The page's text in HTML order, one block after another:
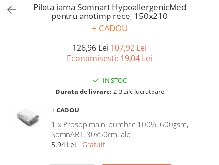
Bumbac satinat
Bumbac policoton
200x200cm
Tipul cearceafului de pat
Pilota iarna Somnart HypoallergenicMed
pentru anotimp rece, 150x210
+ CADOU
126,96 Lei 107,92 Lei
Economisesti: 19,04 Lei
IN STOC
Durata de livrare: 2-3 zile lucratoare
+ CADOU
1 x Prosop maini bumbac 100%, 600gsm,
SomnART, 30x50cm, alb
5,94 Lei Gratuit